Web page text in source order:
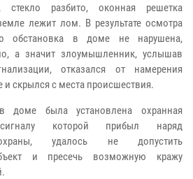
стекло разбито, оконная решетка
лежит лом. В результате осмотра
обстановка в доме не нарушена,
а значит злоумышленник, услышав
отказался от намерения
скрылся с места происшествия.
доме была установлена охранная
которой прибыл наряд
удалось не допустить
и пресечь возможную кражу